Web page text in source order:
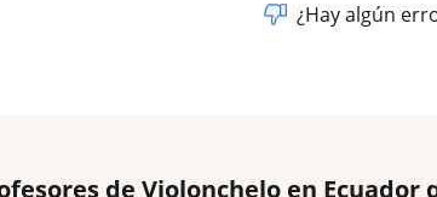
¿Hay algún
de Violonchelo en